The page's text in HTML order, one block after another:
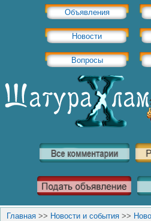
Объявления
Новости
Вопросы
Главная >> Новости и события >>